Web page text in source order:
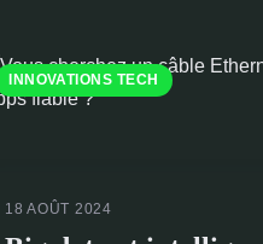
INNOVATIONS TECH
18 AOÛT 2024